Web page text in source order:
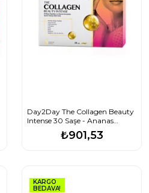
Day2Day The Collagen Beauty
Intense 30 Saşe - Ananas
₺901,53
KARGO
BEDAVA!